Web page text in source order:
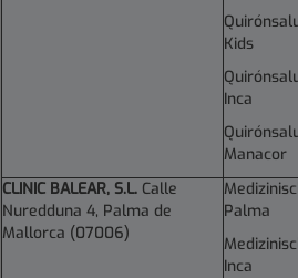
Kids
Inca
Manacor
CLINIC BALEAR, S.L. Calle
Nuredduna 4, Palma de
Mallorca (07006)
Palma
Inca